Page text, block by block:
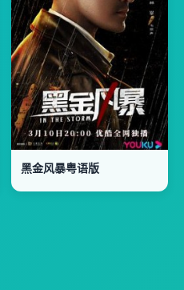
黑金风暴粤语版